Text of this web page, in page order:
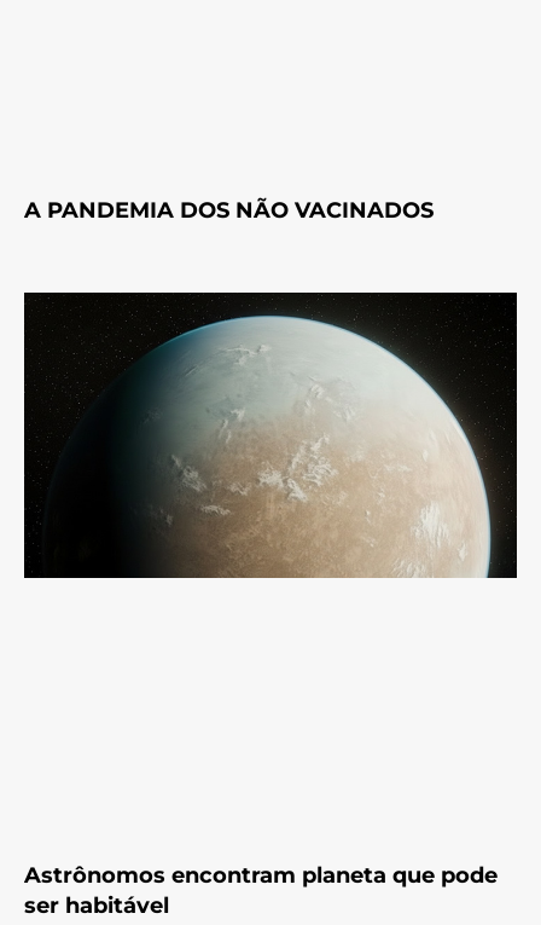
A PANDEMIA DOS NÃO VACINADOS
Astrônomos encontram planeta que pode
ser habitável